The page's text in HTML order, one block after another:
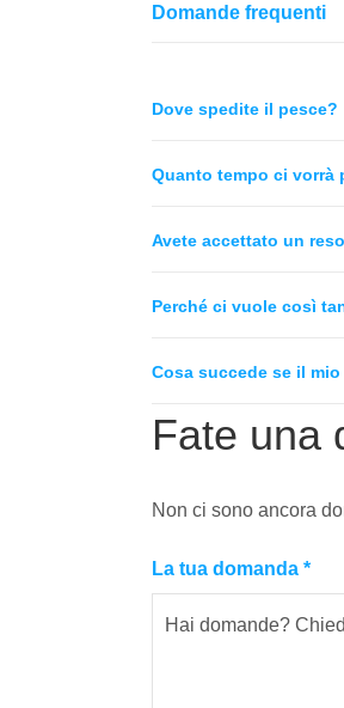
Domande frequenti
Dove spedite il pesce?
Quanto tempo ci vorrà
Avete accettato un
Perché ci vuole così
Cosa succede se il
Fate una
Non ci sono ancora
La tua domanda *